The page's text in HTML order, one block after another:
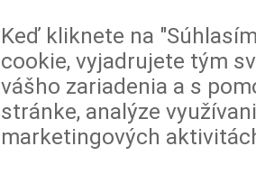
Keď kliknete na
cookie, vyjadrujete tým
vášho zariadenia a s
stránke, analýze
marketingových